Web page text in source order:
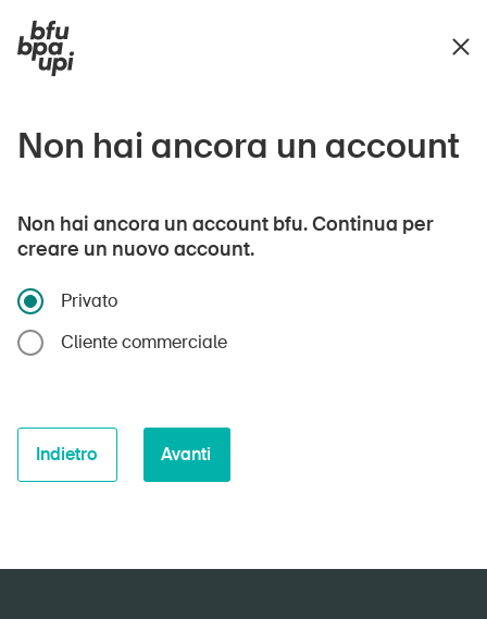
Non hai ancora un account
Non hai ancora un account bfu. Continua per
creare un nuovo account.
Privato
Cliente commerciale
Indietro Avanti